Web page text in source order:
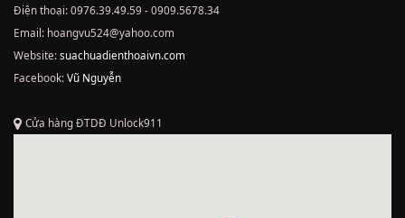
Điện thoại: 0976.39.49.59 - 0909.5678.34
Email: hoangvu524@yahoo.com
Website:suachuadienthoaivn.com
Facebook:Vũ Nguyễn
Cửa hàng ĐTDĐ Unlock911